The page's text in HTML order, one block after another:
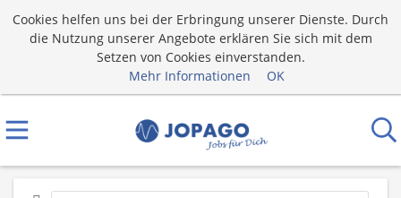
Cookies helfen uns bei der Erbringung unserer Dienste. Durch
die Nutzung unserer Angebote erklären Sie sich mit dem
Setzen von Cookies einverstanden.
Mehr Informationen
OK